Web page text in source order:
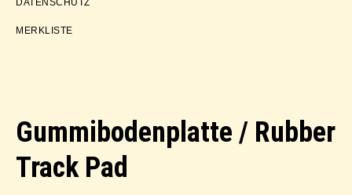
DATENSCHUTZ
MERKLISTE
Gummibodenplatte / Rubber
Track Pad